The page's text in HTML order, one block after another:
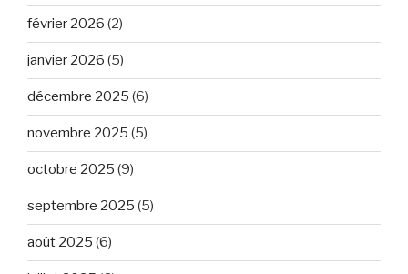
février 2026 (2)
janvier 2026 (5)
décembre 2025 (6)
novembre 2025 (5)
octobre 2025 (9)
septembre 2025 (5)
août 2025 (6)